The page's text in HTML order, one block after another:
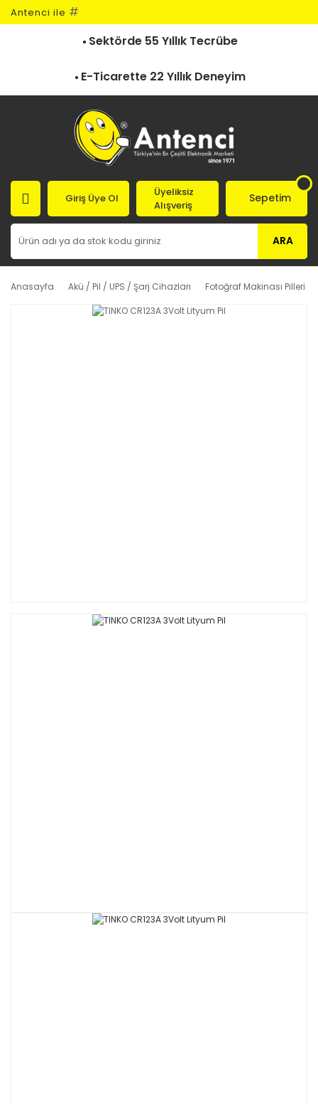
Antenci ile #
Sektörde 55 Yıllık Tecrübe
E-Ticarette 22 Yıllık Deneyim
ARA
Giriş Üye Ol
Üyeliksiz
Alışveriş
Sepetim
Anasayfa Akü / Pil / UPS / Şarj Cihazları Fotoğraf Makinası Pilleri